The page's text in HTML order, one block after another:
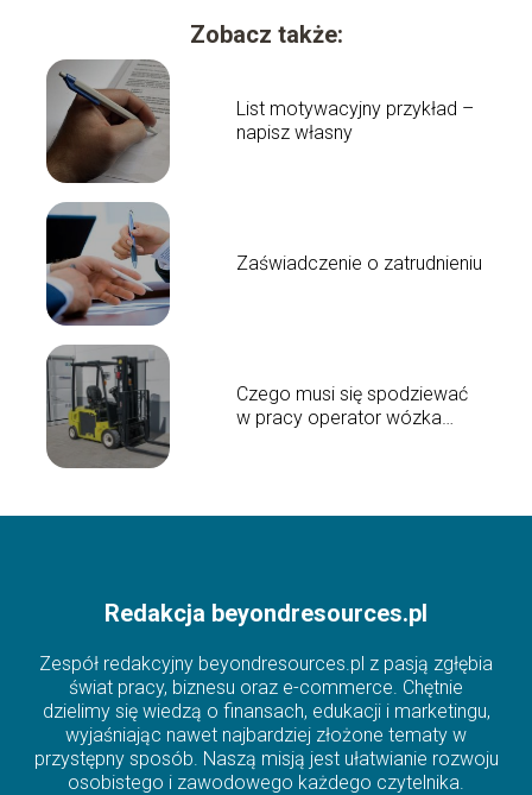
Zobacz także:
List motywacyjny przykład –
napisz własny
Zaświadczenie o zatrudnieniu
Czego musi się spodziewać
w pracy operator wózka
Redakcja beyondresources.pl
Zespół redakcyjny beyondresources.pl z pasją zgłębia
świat pracy, biznesu oraz e-commerce. Chętnie
dzielimy się wiedzą o finansach, edukacji i marketingu,
wyjaśniając nawet najbardziej złożone tematy w
przystępny sposób. Naszą misją jest ułatwianie rozwoju
osobistego i zawodowego każdego czytelnika.